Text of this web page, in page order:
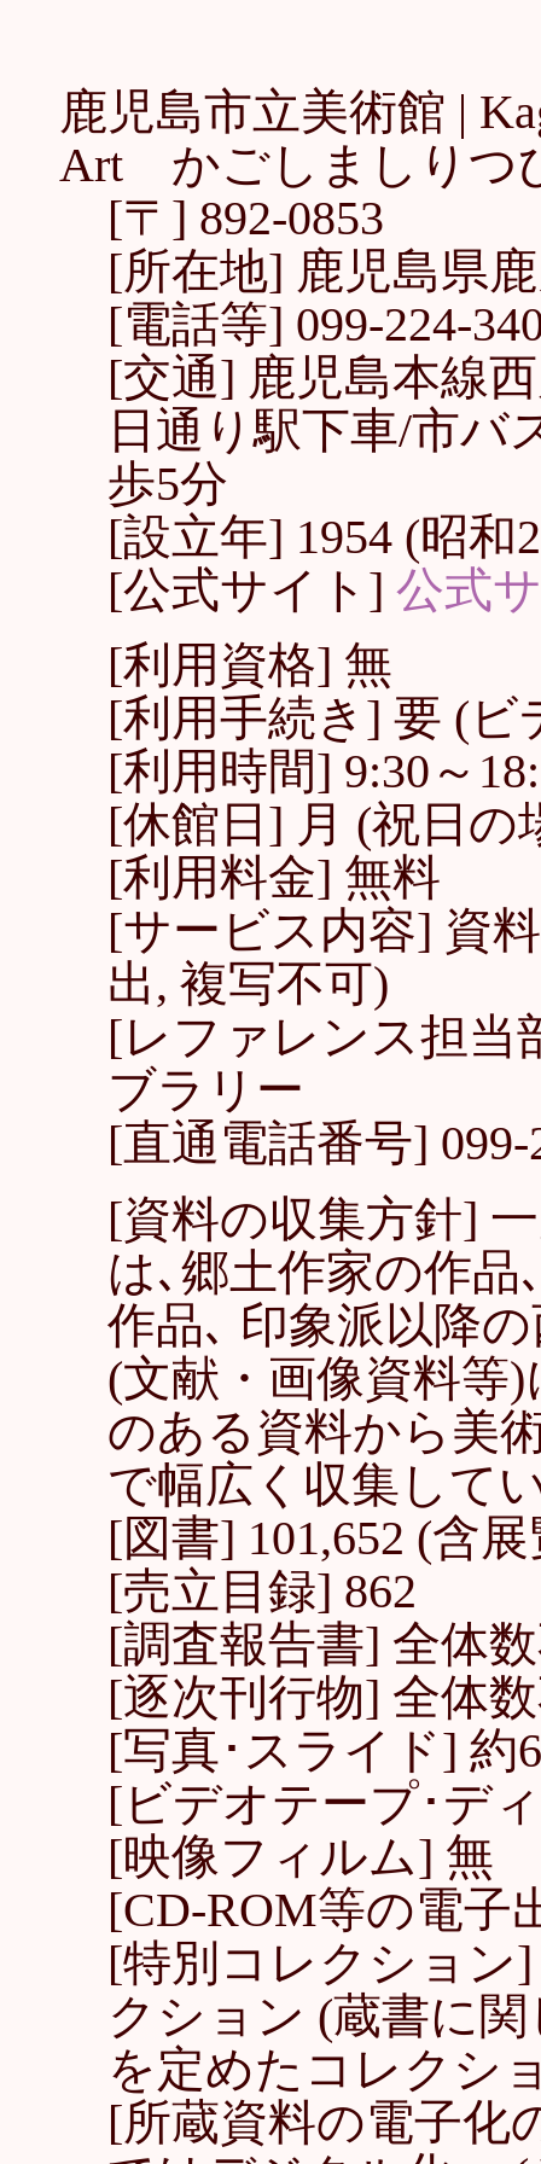
鹿児島市立美術館 |
Art かごしましりつ
[〒] 892-0853
[所在地] 鹿児島県
[電話等] 099-224-
[交通] 鹿児島本線
日通り駅下車/市バ
歩5分
[設立年] 1954 (昭和
[公式サイト] 公式
[利用資格] 無
[利用手続き] 要 (ビ
[利用時間] 9:30～
[休館日] 月 (祝日の
[利用料金] 無料
[サービス内容] 資
出, 複写不可)
[レファレンス担当
ブラリー
[直通電話番号] 099-
[資料の収集方針]
は､郷土作家の作
作品､ 印象派以降
(文献・画像資料等
のある資料から美
で幅広く収集して
[図書] 101,652 (含
[売立目録] 862
[調査報告書] 全体
[逐次刊行物] 全体
[写真･スライド] 約
[ビデオテープ･デ
[映像フィルム] 無
[CD-ROM等の電子
[特別コレクション
クション (蔵書に
を定めたコレクシ
[所蔵資料の電子化